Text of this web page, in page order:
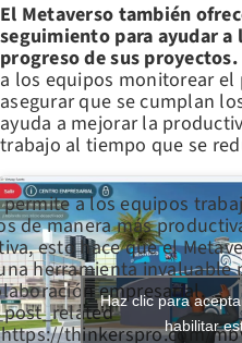
El Metaverso también
seguimiento para ayudar
progreso de sus proyectos.
a los equipos monitorear el
asegurar que se cumplan
ayuda a mejorar la
trabajo al tiempo que se
permite a los equipos
de manera más
esto hace que el
herramienta invaluable
empresarial.
thinkerspro.com/
Haz clic para
habilitar